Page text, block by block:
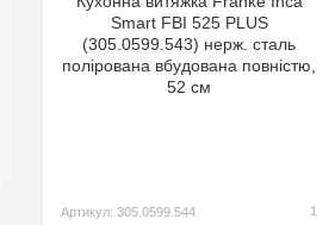
Артикул: 305.0599.544 1